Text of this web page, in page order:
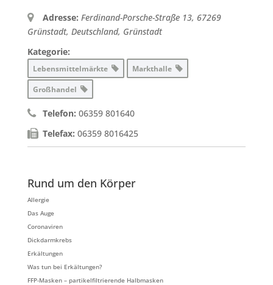
Adresse: Ferdinand-Porsche-Straße 13, 67269
Grünstadt, Deutschland, Grünstadt
Kategorie:
Lebensmittelmärkte
Markthalle
Großhandel
Telefon: 06359 801640
Telefax: 06359 8016425
Rund um den Körper
Allergie
Das Auge
Coronaviren
Dickdarmkrebs
Erkältungen
Was tun bei Erkältungen?
FFP-Masken – partikelfiltrierende Halbmasken